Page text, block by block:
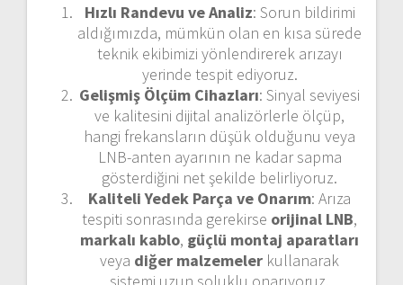
Hızlı Randevu ve Analiz: Sorun bildirimi
aldığımızda, mümkün olan en kısa sürede
teknik ekibimizi yönlendirerek arızayı
yerinde tespit ediyoruz.
Gelişmiş Ölçüm Cihazları: Sinyal seviyesi
ve kalitesini dijital analizörlerle ölçüp,
hangi frekansların düşük olduğunu veya
LNB-anten ayarının ne kadar sapma
gösterdiğini net şekilde belirliyoruz.
Kaliteli Yedek Parça ve Onarım: Arıza
tespiti sonrasında gerekirse orijinal LNB,
markalı kablo, güçlü montaj aparatları
veya diğer malzemeler kullanarak
sistemi uzun soluklu onarıyoruz.